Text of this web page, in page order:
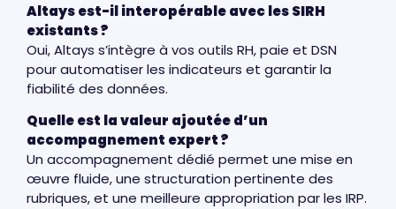
Altays est-il interopérable avec les SIRH
existants ?
Oui, Altays s’intègre à vos outils RH, paie et DSN
pour automatiser les indicateurs et garantir la
fiabilité des données.
Quelle est la valeur ajoutée d’un
accompagnement expert ?
Un accompagnement dédié permet une mise en
œuvre fluide, une structuration pertinente des
rubriques, et une meilleure appropriation par les IRP.